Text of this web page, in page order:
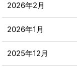
2026年2月
2026年1月
2025年12月